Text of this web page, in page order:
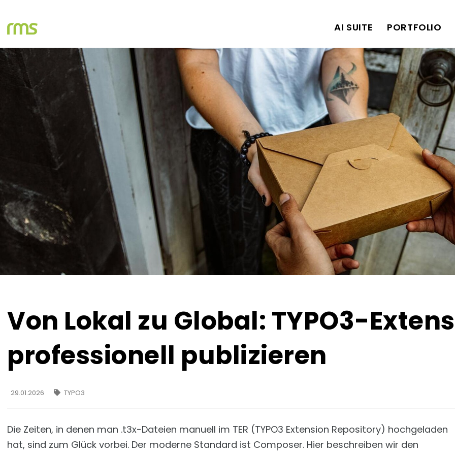
AI SUITE PORTFOLIO
Von Lokal zu Global: TYPO3-
professionell publizieren
29.01.2026 TYPO3
Die Zeiten, in denen man .t3x-Dateien manuell im TER (TYPO3 Extension Repository) hochgeladen
hat, sind zum Glück vorbei. Der moderne Standard ist Composer. Hier beschreiben wir den